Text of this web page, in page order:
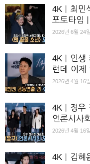
4K｜최민
포토타임
2026년 6월 24일
4K｜인생
런데 이제
2026년 4월 16일
4K｜정우
언론시사
2026년 4월 16일
4K｜김혜